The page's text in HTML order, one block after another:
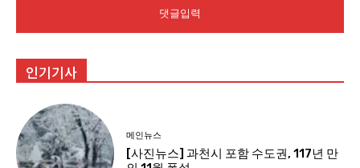
인기기사
메인뉴스
[사진뉴스] 과천시 포함 수도권, 117년 만